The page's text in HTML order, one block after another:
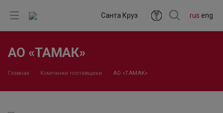
rus eng
Санта Круз
АО «ТАМАК»
Главная Компании поставщики АО «ТАМАК»